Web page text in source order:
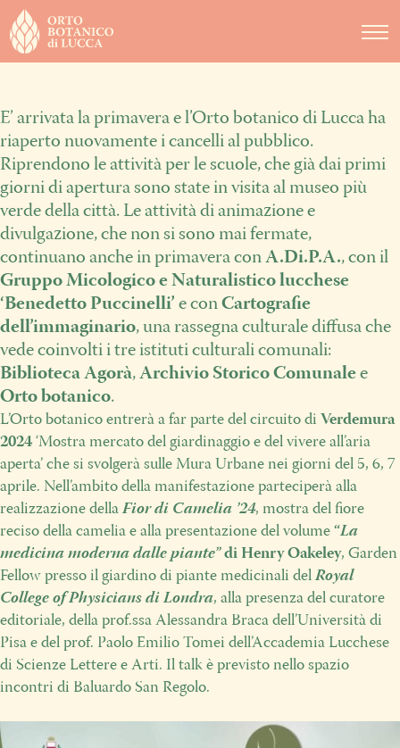
EVENTI
E’ arrivata la primavera e l’Orto botanico di Lucca ha
riaperto nuovamente i cancelli al pubblico.
Riprendono le attività per le scuole, che già dai primi
giorni di apertura sono state in visita al museo più
verde della città. Le attività di animazione e
divulgazione, che non si sono mai fermate,
continuano anche in primavera conA.Di.P.A., con il
Gruppo Micologico e Naturalistico lucchese
‘Benedetto Puccinelli’ e conCartografie
dell’immaginario, una rassegna culturale diffusa che
vede coinvolti i tre istituti culturali comunali:
Biblioteca Agorà,Archivio Storico Comunale e
Orto botanico.
L’Orto botanico entrerà a far parte del circuito di Verdemura
2024 ‘Mostra mercato del giardinaggio e del vivere all’aria
aperta’ che si svolgerà sulle Mura Urbane nei giorni del 5, 6, 7
aprile. Nell’ambito della manifestazione parteciperà alla
realizzazione della Fior di Camelia ’24, mostra del fiore
reciso della camelia e alla presentazione del volume “La
medicina moderna dalle piante”di Henry Oakeley, Garden
Fellow presso il giardino di piante medicinali delRoyal
College of Physicians di Londra, alla presenza del curatore
editoriale, della prof.ssa Alessandra Braca dell’Università di
Pisa e del prof. Paolo Emilio Tomei dell’Accademia Lucchese
di Scienze Lettere e Arti. Il talk è previsto nello spazio
incontri di Baluardo San Regolo.